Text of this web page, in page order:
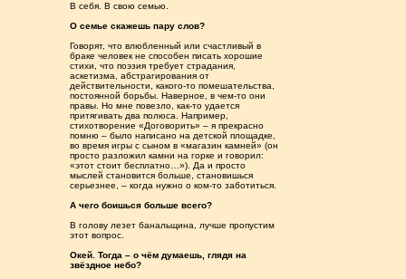
В себя. В свою семью.
О семье скажешь пару слов?
Говорят, что влюбленный или счастливый в
браке человек не способен писать хорошие
стихи, что поэзия требует страдания,
аскетизма, абстрагирования от
действительности, какого-то помешательства,
постоянной борьбы. Наверное, в чем-то они
правы. Но мне повезло, как-то удается
притягивать два полюса. Например,
стихотворение «Договорить» – я прекрасно
помню – было написано на детской площадке,
во время игры с сыном в «магазин камней» (он
просто разложил камни на горке и говорил:
«этот стоит бесплатно…»). Да и просто
мыслей становится больше, становишься
серьезнее, – когда нужно о ком-то заботиться.
А чего боишься больше всего?
В голову лезет банальщина, лучше пропустим
этот вопрос.
Окей. Тогда – о чём думаешь, глядя на
звёздное небо?